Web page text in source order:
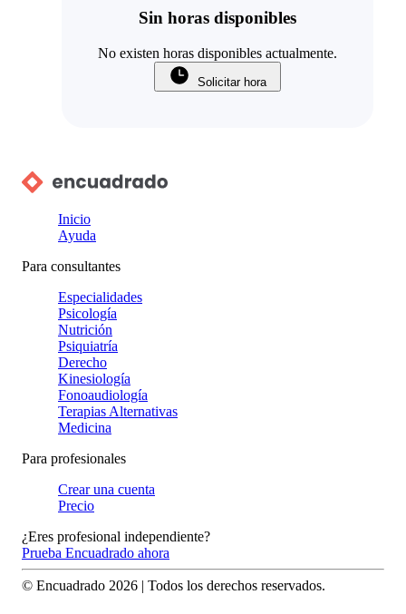
Sin horas disponibles
No existen horas disponibles actualmente.
Solicitar hora
Inicio
Ayuda
Para consultantes
Especialidades
Psicología
Nutrición
Psiquiatría
Derecho
Kinesiología
Fonoaudiología
Terapias Alternativas
Medicina
Para profesionales
Crear una cuenta
Precio
¿Eres profesional independiente?
Prueba Encuadrado ahora
© Encuadrado 2026 | Todos los derechos reservados.